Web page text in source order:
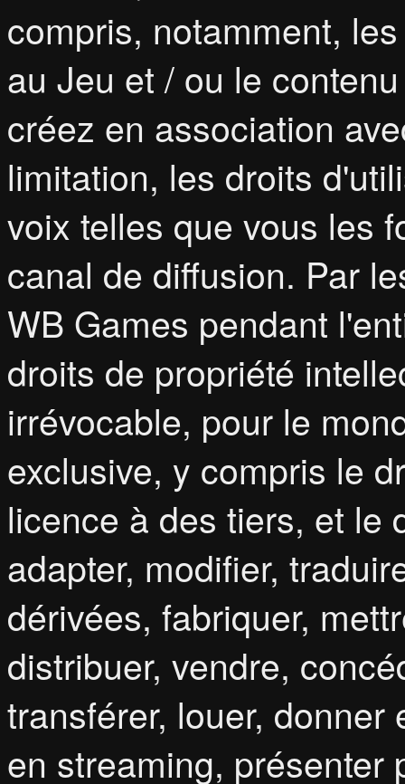
compris, notamment,
au Jeu et / ou le
créez en association
limitation, les droits
voix telles que vous les
canal de diffusion. Par
WB Games pendant
droits de propriété
irrévocable, pour le
exclusive, y compris le
licence à des tiers, et le
adapter, modifier,
dérivées, fabriquer,
distribuer, vendre,
transférer, louer,
en streaming, présenter